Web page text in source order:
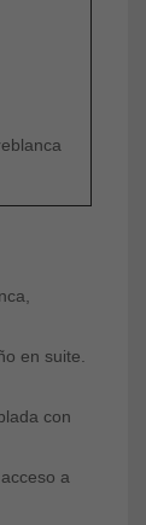
en suite.
con
a